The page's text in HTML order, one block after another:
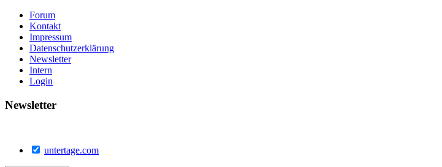
Forum
Kontakt
Impressum
Datenschutzerklärung
Newsletter
Intern
Login
Newsletter
untertage.com